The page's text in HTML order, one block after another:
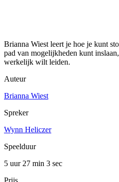
Brianna Wiest leert je hoe je kunt
pad van mogelijkheden kunt
werkelijk wilt leiden.
Auteur
Brianna Wiest
Spreker
Wynn Heliczer
Speelduur
5 uur 27 min 3 sec
Prijs